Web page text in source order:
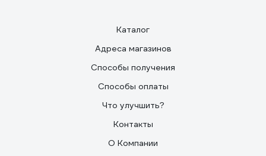
Каталог
Адреса магазинов
Способы получения
Способы оплаты
Что улучшить?
Контакты
О Компании